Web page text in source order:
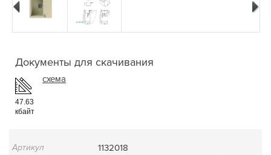
Документы для скачивания
47.63
кбайт
схема
Артикул 1132018